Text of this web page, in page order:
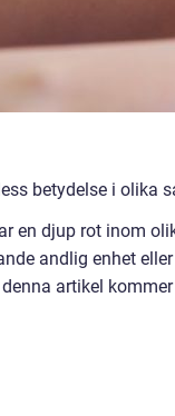
betydelse i olika
en djup rot inom
andlig enhet
artikel